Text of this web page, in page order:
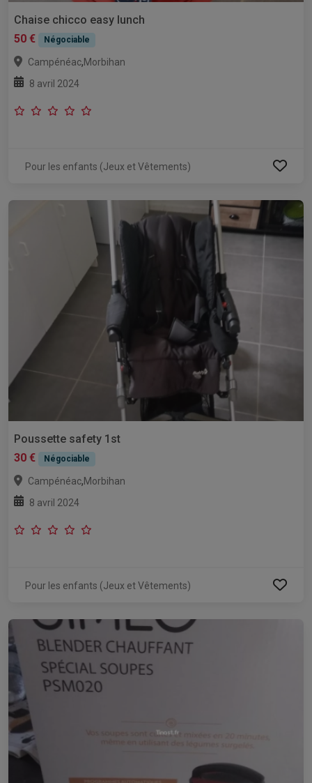
Chaise chicco easy lunch
50 €
Négociable
Campénéac,Morbihan
8 avril 2024
Pour les enfants (Jeux et Vêtements)
Poussette safety 1st
30 €
Négociable
Campénéac,Morbihan
8 avril 2024
Pour les enfants (Jeux et Vêtements)